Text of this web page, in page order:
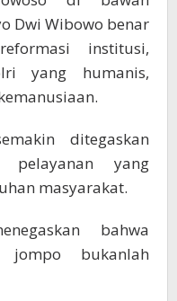
Dwi Wibowo benar
institusi,
yang humanis,
ditegaskan
yang
masyarakat.
bahwa
bukanlah